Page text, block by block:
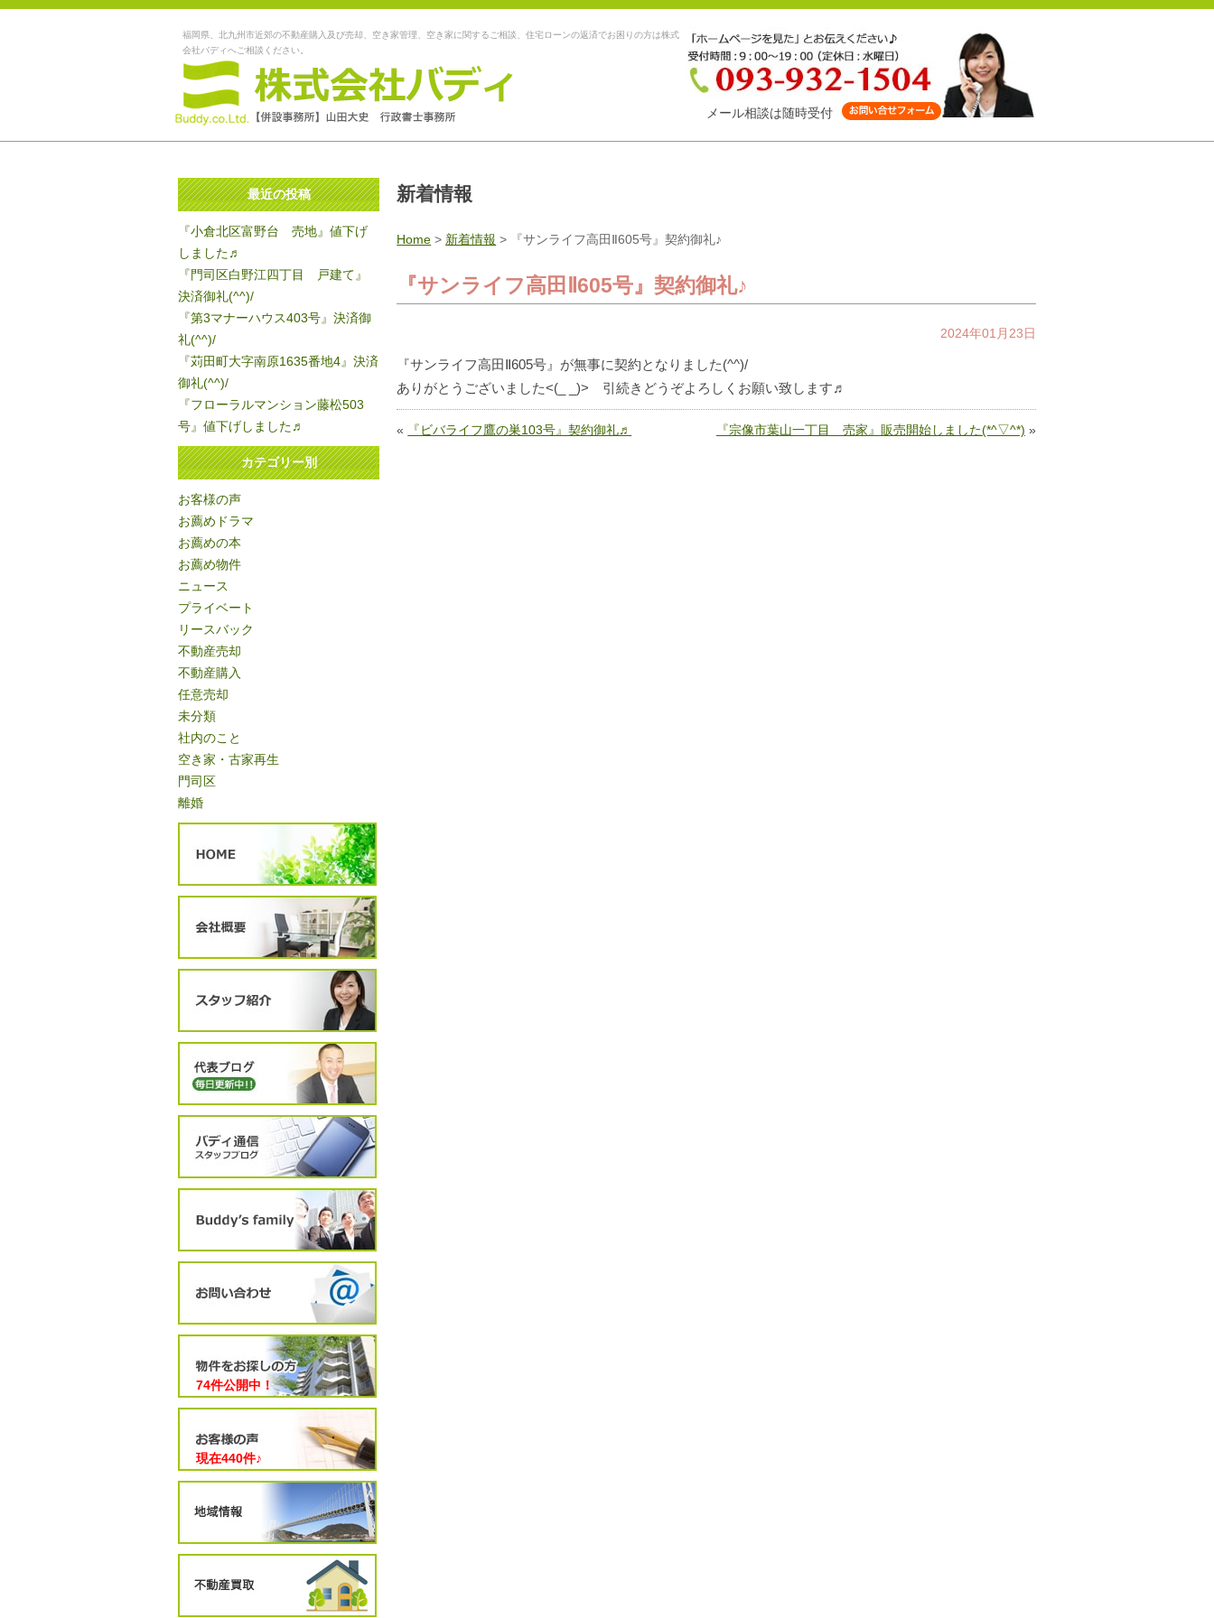
福岡県、北九州市近郊の不動産購入及び売却、空き家管理、空き家に関するご相談、住宅ローンの返済でお困りの方は株式
会社バディへご相談ください。
メール相談は随時受付
新着情報
Home > 新着情報 > 『サンライフ高田Ⅱ605号』契約御礼♪
『サンライフ高田Ⅱ605号』契約御礼♪
2024年01月23日
『サンライフ高田Ⅱ605号』が無事に契約となりました(^^)/
ありがとうございました<(_ _)> 引続きどうぞよろしくお願い致します♬
« 『ビバライフ鷹の巣103号』契約御礼♬ 『宗像市葉山一丁目 売家』販売開始しました(*^▽^*) »
最近の投稿
『小倉北区富野台 売地』値下げ
しました♬
『門司区白野江四丁目 戸建て』
決済御礼(^^)/
『第3マナーハウス403号』決済御
礼(^^)/
『苅田町大字南原1635番地4』決済
御礼(^^)/
『フローラルマンション藤松503
号』値下げしました♬
カテゴリー別
お客様の声
お薦めドラマ
お薦めの本
お薦め物件
ニュース
プライベート
リースバック
不動産売却
不動産購入
任意売却
未分類
社内のこと
空き家・古家再生
門司区
離婚
74件公開中！
現在440件♪